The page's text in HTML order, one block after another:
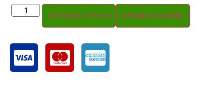
Comprar Ahora Añadir al carrito